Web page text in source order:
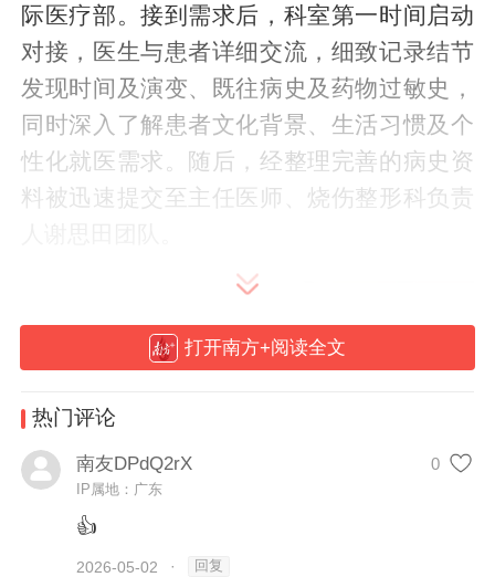
际医疗部。接到需求后，科室第一时间启动
对接，医生与患者详细交流，细致记录结节
发现时间及演变、既往病史及药物过敏史，
同时深入了解患者文化背景、生活习惯及个
性化就医需求。随后，经整理完善的病史资
料被迅速提交至主任医师、烧伤整形科负责
打开南方+阅读全文
热门评论
南友DPdQ2rX 0
IP属地：广东
👍
2026-05-02 · 回复